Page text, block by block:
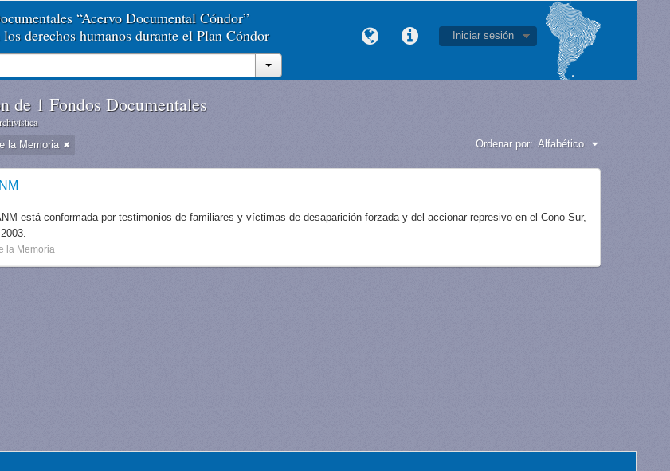
“Acervo Documental Cóndor”
derechos humanos durante el Plan Cóndor
Iniciar sesión
de 1 Fondos Documentales
la Memoria Ordenar por: Alfabético
está conformada por testimonios de familiares y víctimas de desaparición forzada y del accionar represivo en el Cono Sur,
la Memoria